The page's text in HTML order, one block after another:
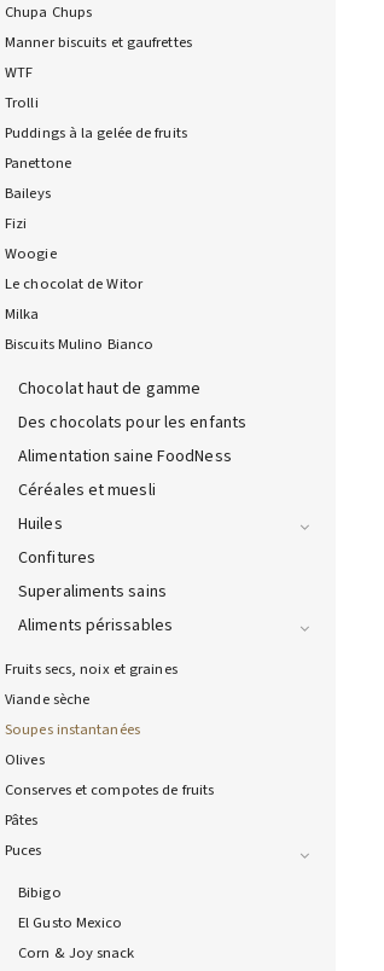
Chupa Chups
Manner biscuits et gaufrettes
WTF
Trolli
Puddings à la gelée de fruits
Panettone
Baileys
Fizi
Woogie
Le chocolat de Witor
Milka
Biscuits Mulino Bianco
Chocolat haut de gamme
Des chocolats pour les enfants
Alimentation saine FoodNess
Céréales et muesli
Huiles
Confitures
Superaliments sains
Aliments périssables
Fruits secs, noix et graines
Viande sèche
Soupes instantanées
Olives
Conserves et compotes de fruits
Pâtes
Puces
Bibigo
El Gusto Mexico
Corn & Joy snack